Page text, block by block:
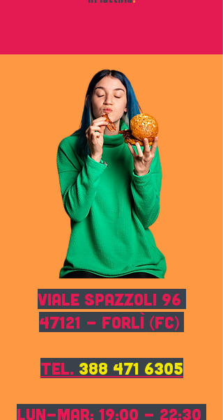
Viale Spazzoli 96
47121 - Forlì (FC)
TEL. 388 471 6305
LUN-MAR: 19:00 - 22:30